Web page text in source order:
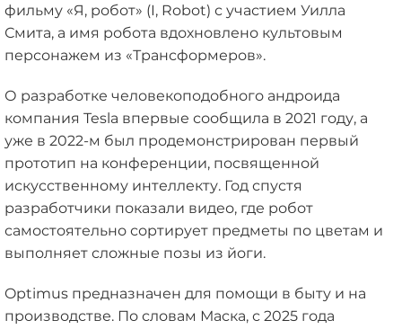
фильму «Я, робот» (I, Robot) с участием Уилла
Смита, а имя робота вдохновлено культовым
персонажем из «Трансформеров».
О разработке человекоподобного андроида
компания Tesla впервые сообщила в 2021 году, а
уже в 2022-м был продемонстрирован первый
прототип на конференции, посвященной
искусственному интеллекту. Год спустя
разработчики показали видео, где робот
самостоятельно сортирует предметы по цветам и
выполняет сложные позы из йоги.
Optimus предназначен для помощи в быту и на
производстве. По словам Маска, с 2025 года